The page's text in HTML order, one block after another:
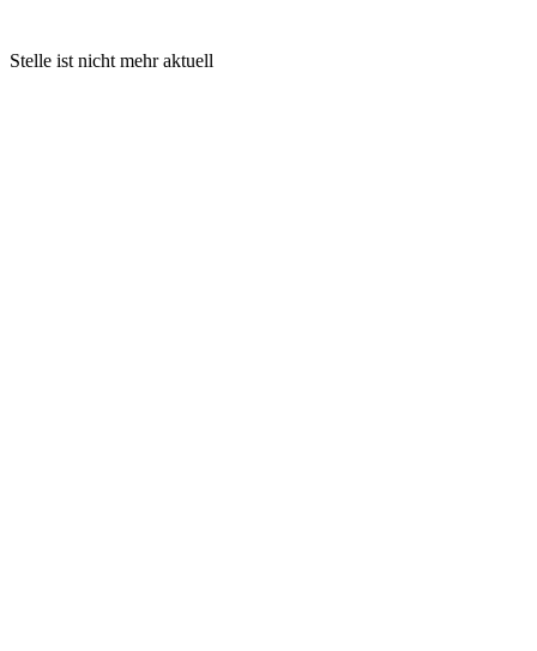
Stelle ist nicht mehr aktuell